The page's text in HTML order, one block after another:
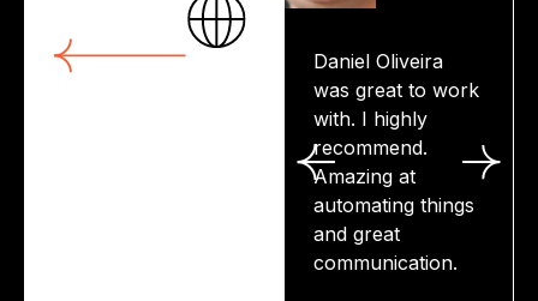
Daniel Oliveira
was great to work
with. I highly
recommend.
Amazing at
automating things
and great
communication.